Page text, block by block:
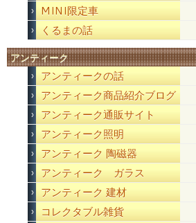
MINI限定車
くるまの話
アンティーク
アンティークの話
アンティーク商品紹介ブログ
アンティーク通販サイト
アンティーク照明
アンティーク 陶磁器
アンティーク ガラス
アンティーク 建材
コレクタブル雑貨